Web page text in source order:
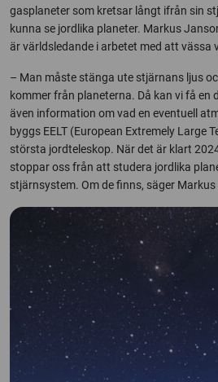
gasplaneter som kretsar långt ifrån sin
kunna se jordlika planeter. Markus
är världsledande i arbetet med att vässa
– Man måste stänga ute stjärnans ljus
kommer från planeterna. Då kan vi få en
även information om vad en eventuell
byggs EELT (European Extremely Large
största jordteleskop. När det är klart
stoppar oss från att studera jordlika
stjärnsystem. Om de finns, säger